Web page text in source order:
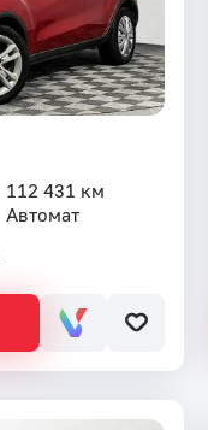
112 431 км
Автомат